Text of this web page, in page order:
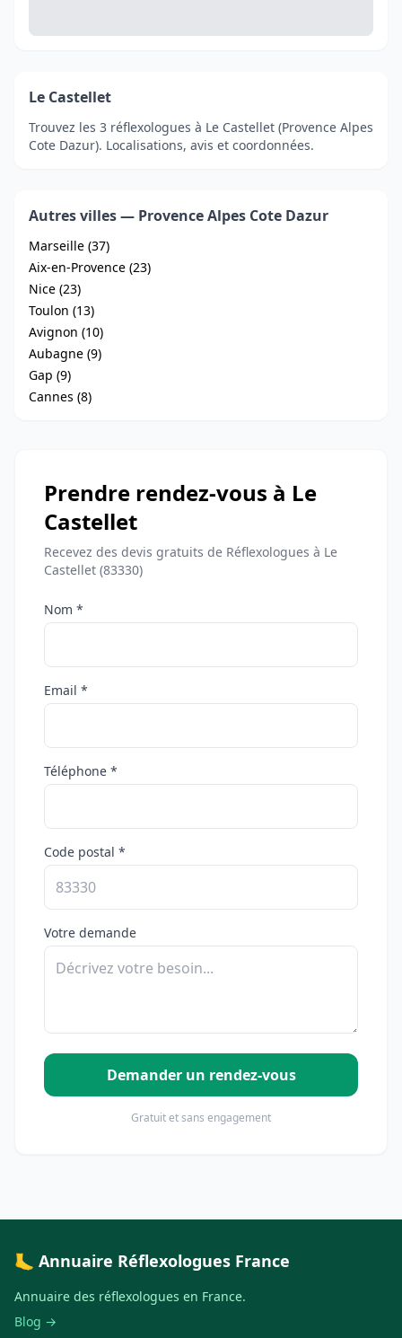
Le Castellet
Trouvez les 3 réflexologues à Le Castellet (Provence Alpes
Cote Dazur). Localisations, avis et coordonnées.
Autres villes — Provence Alpes Cote Dazur
Marseille (37)
Aix-en-Provence (23)
Nice (23)
Toulon (13)
Avignon (10)
Aubagne (9)
Gap (9)
Cannes (8)
Prendre rendez-vous à Le
Castellet
Recevez des devis gratuits de Réflexologues à Le
Castellet (83330)
Nom *
Email *
Téléphone *
Code postal *
Votre demande
Demander un rendez-vous
Gratuit et sans engagement
🦶 Annuaire Réflexologues France
Annuaire des réflexologues en France.
Blog →